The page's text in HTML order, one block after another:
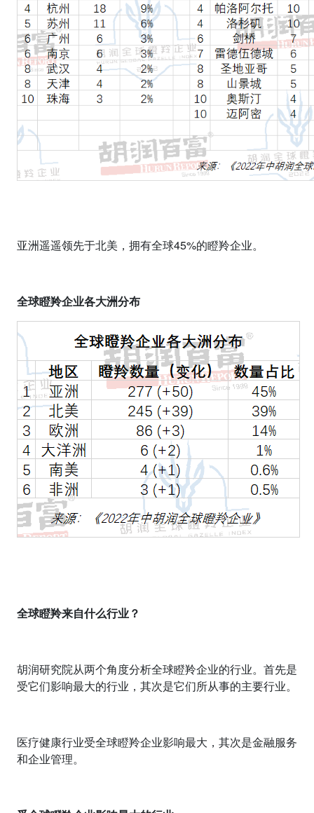
亚洲遥遥领先于北美，拥有全球45%的瞪羚企业。
全球瞪羚企业各大洲分布
全球瞪羚来自什么行业？
胡润研究院从两个角度分析全球瞪羚企业的行业。首先是
受它们影响最大的行业，其次是它们所从事的主要行业。
医疗健康行业受全球瞪羚企业影响最大，其次是金融服务
和企业管理。